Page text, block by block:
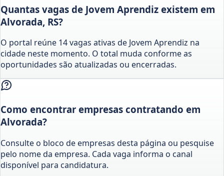
Quantas vagas de Jovem Aprendiz existem em
Alvorada, RS?
O portal reúne 14 vagas ativas de Jovem Aprendiz na
cidade neste momento. O total muda conforme as
oportunidades são atualizadas ou encerradas.
Como encontrar empresas contratando em
Alvorada?
Consulte o bloco de empresas desta página ou pesquise
pelo nome da empresa. Cada vaga informa o canal
disponível para candidatura.